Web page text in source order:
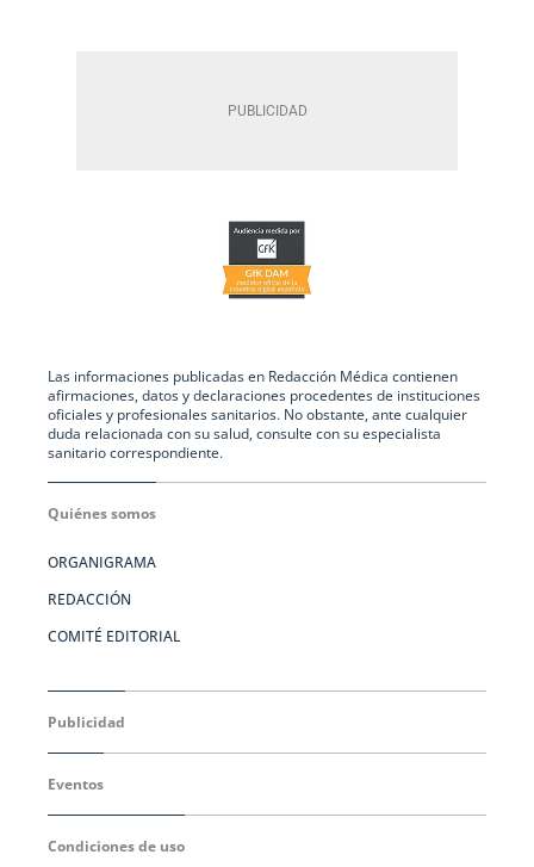
Las informaciones publicadas en Redacción Médica contienen
afirmaciones, datos y declaraciones procedentes de instituciones
oficiales y profesionales sanitarios. No obstante, ante cualquier
duda relacionada con su salud, consulte con su especialista
sanitario correspondiente.
Quiénes somos
ORGANIGRAMA
REDACCIÓN
COMITÉ EDITORIAL
Publicidad
Eventos
Condiciones de uso